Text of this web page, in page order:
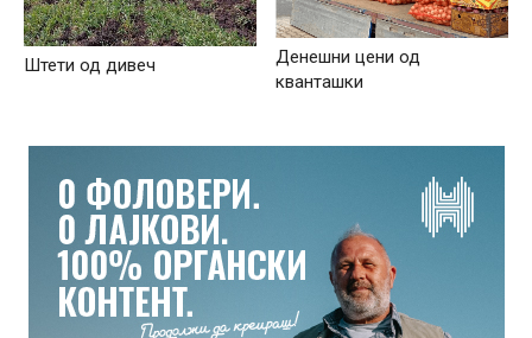
Штети од дивеч
Денешни цени од
кванташки